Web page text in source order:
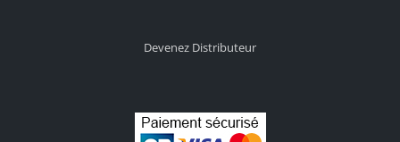
Devenez Distributeur